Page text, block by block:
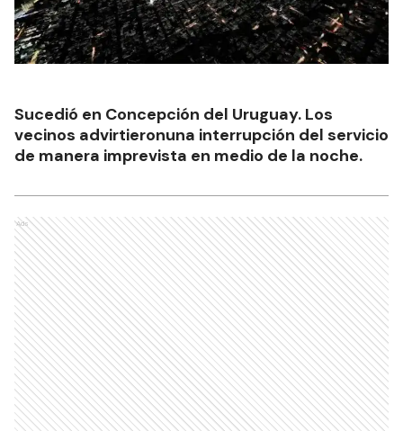
Sucedió en Concepción del Uruguay. Los
vecinos advirtieronuna interrupción del servicio
de manera imprevista en medio de la noche.
Ads